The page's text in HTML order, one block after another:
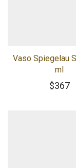
Vaso Spiegelau
ml
$367